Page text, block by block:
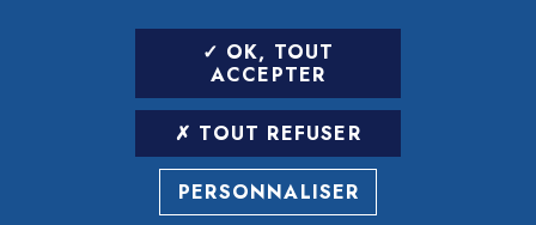
OK, TOUT
ACCEPTER
TOUT REFUSER
PERSONNALISER
LETTRE D'INFORMATION
SAISIR VOTRE ADRESSE E-MAIL
POUR VOUS INSCRIRE :
ARCHIVES DÉSINSCRIPTION